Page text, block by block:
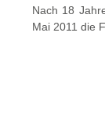
Nach 18
Mai 2011 die